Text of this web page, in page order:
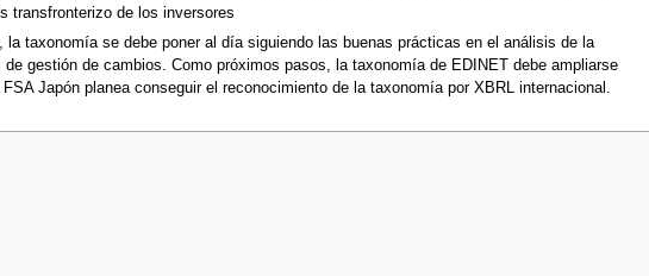
transfronterizo de los inversores
taxonomía se debe poner al día siguiendo las buenas prácticas en el análisis de la
gestión de cambios. Como próximos pasos, la taxonomía de EDINET debe ampliarse
Japón planea conseguir el reconocimiento de la taxonomía por XBRL internacional.